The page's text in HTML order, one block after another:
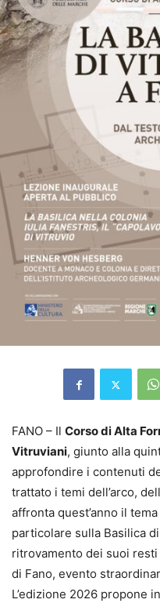
FANO – Il Corso di Alta
Vitruviani, giunto alla
approfondire i contenuti
trattato i temi dell’arco,
affronta quest’anno il
particolare sulla Basilica
ritrovamento dei suoi
di Fano, evento
L’edizione 2026 propone